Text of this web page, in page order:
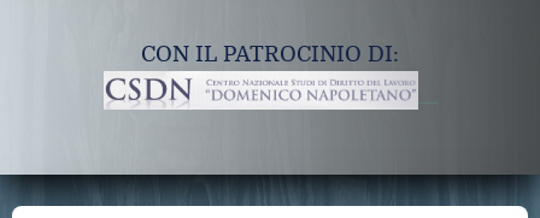
CON IL PATROCINIO DI: